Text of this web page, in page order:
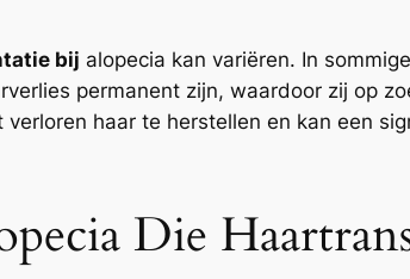
bij alopecia kan variëren. In
permanent zijn, waardoor zij op
haar te herstellen en kan een
Die